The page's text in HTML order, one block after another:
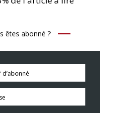
êtes abonné ?